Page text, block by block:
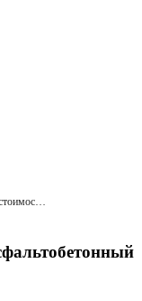
Под Псковом открыли новый асфальтобетонный завод стоимостью 2 млн. евро